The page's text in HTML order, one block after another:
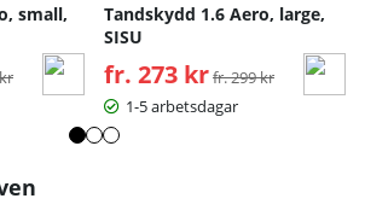
small,
pris:
Tandskydd 1.6 Aero, large,
SISU
fr. 273 kr Ordinarie pris:
fr. 299 kr
1-5 arbetsdagar